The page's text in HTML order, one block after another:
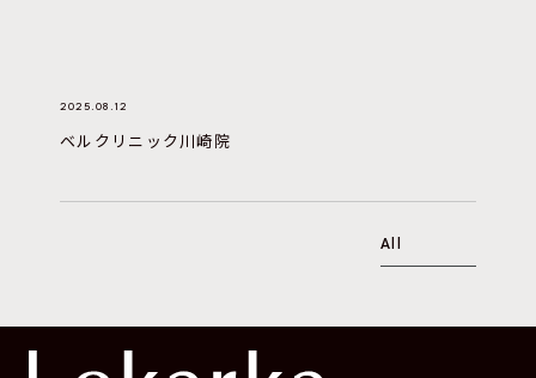
2025.08.12
ベルクリニック川崎院
All